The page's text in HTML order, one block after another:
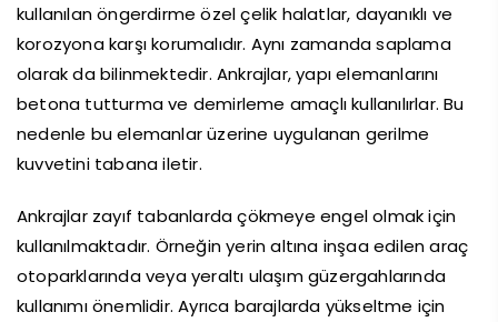
kullanılan öngerdirme özel çelik halatlar, dayanıklı ve
korozyona karşı korumalıdır. Aynı zamanda saplama
olarak da bilinmektedir. Ankrajlar, yapı elemanlarını
betona tutturma ve demirleme amaçlı kullanılırlar. Bu
nedenle bu elemanlar üzerine uygulanan gerilme
kuvvetini tabana iletir.
Ankrajlar zayıf tabanlarda çökmeye engel olmak için
kullanılmaktadır. Örneğin yerin altına inşaa edilen araç
otoparklarında veya yeraltı ulaşım güzergahlarında
kullanımı önemlidir. Ayrıca barajlarda yükseltme için